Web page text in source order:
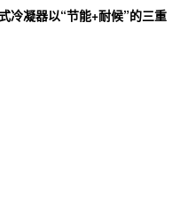
冷凝器以“节能+耐候”的三重